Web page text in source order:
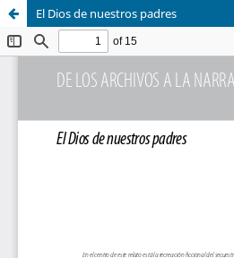
El Dios de nuestros padres